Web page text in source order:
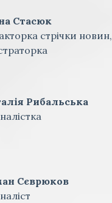
Стасюк
стрічки новин,
Рибальська
Сєврюков